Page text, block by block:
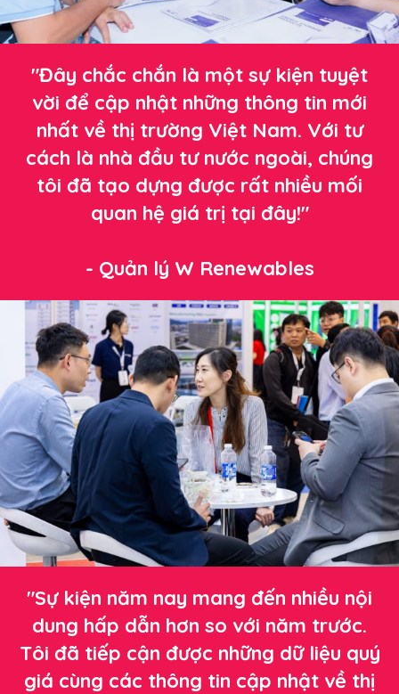
"Đây chắc chắn là một sự kiện tuyệt
vời để cập nhật những thông tin mới
nhất về thị trường Việt Nam. Với tư
cách là nhà đầu tư nước ngoài, chúng
tôi đã tạo dựng được rất nhiều mối
quan hệ giá trị tại đây!"
- Quản lý W Renewables
"Sự kiện năm nay mang đến nhiều nội
dung hấp dẫn hơn so với năm trước.
Tôi đã tiếp cận được những dữ liệu quý
giá cùng các thông tin cập nhật về thị